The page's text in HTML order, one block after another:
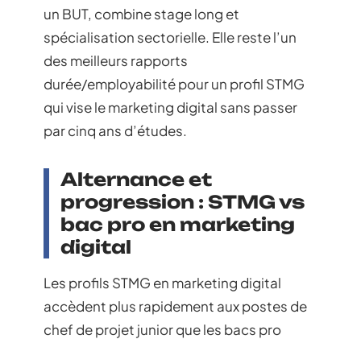
un BUT, combine stage long et
spécialisation sectorielle. Elle reste l’un
des meilleurs rapports
durée/employabilité pour un profil STMG
qui vise le marketing digital sans passer
par cinq ans d’études.
Alternance et
progression : STMG vs
bac pro en marketing
digital
Les profils STMG en marketing digital
accèdent plus rapidement aux postes de
chef de projet junior que les bacs pro